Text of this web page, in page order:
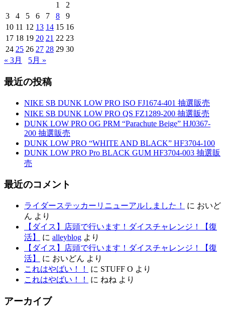
1
2
3
4 5 6 7 8
9
10 11 12 13 14 15 16
17 18 19 20 21 22 23
24 25 26 27 28 29 30
« 3月
5月 »
最近の投稿
NIKE SB DUNK LOW PRO ISO FJ1674-401 抽選販売
NIKE SB DUNK LOW PRO QS FZ1289-200 抽選販売
DUNK LOW PRO OG PRM “Parachute Beige” HJ0367-
200 抽選販売
DUNK LOW PRO “WHITE AND BLACK” HF3704-100
DUNK LOW PRO Pro BLACK GUM HF3704-003 抽選販
売
最近のコメント
ライダーステッカーリニューアルしました！ に おいど
ん より
【ダイス】店頭で行います！ダイスチャレンジ！【復
活】
に alleyblog より
【ダイス】店頭で行います！ダイスチャレンジ！【復
活】
に おいどん より
これはやばい！！
に STUFF O より
これはやばい！！
に ねね より
アーカイブ